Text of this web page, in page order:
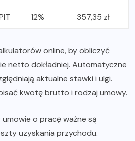
12% 357,35 zł
online, by obliczyć
netto dokładniej. Automatyczne
aktualne stawki i ulgi.
kwotę brutto i rodzaj umowy.
umowie o pracę ważne są
uzyskania przychodu.